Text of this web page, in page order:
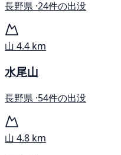
長野県 ·24件の出没
山 4.4 km
水尾山
長野県 ·54件の出没
山 4.8 km